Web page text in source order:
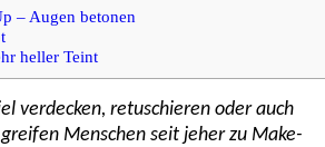
– Augen betonen
heller Teint
verdecken, retuschieren oder auch
Menschen seit jeher zu Make-